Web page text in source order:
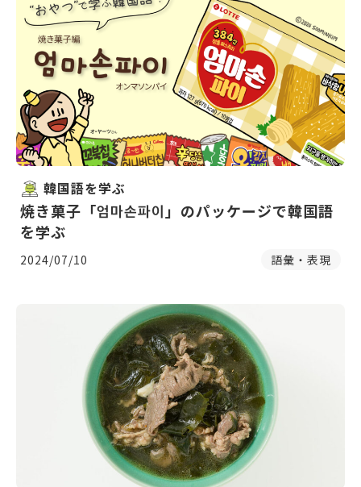
韓国語を学ぶ
焼き菓子「엄마손파이」のパッケージで韓国語
を学ぶ
2024/07/10 語彙・表現